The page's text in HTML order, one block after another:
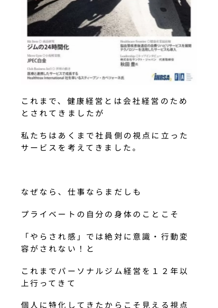
これまで、健康経営とは会社経営のため
とされてきましたが
私たちはあくまで社員側の視点に立った
サービスを考えてきました。
なぜなら、仕事ならまだしも
プライベートの自分の身体のことこそ
「やらされ感」では絶対に意識・行動変
容がされない！と
これまでパーソナルジム経営を１２年以
上行ってきて
個人に特化してきたからこそ見える視点